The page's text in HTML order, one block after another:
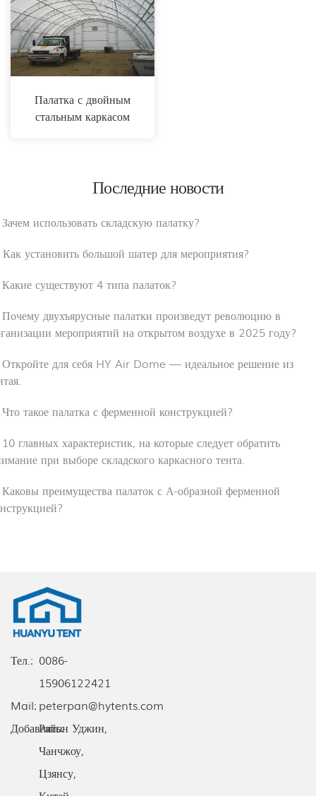
Палатка с двойным
стальным каркасом
Последние новости
использовать складскую палатку?
установить большой шатер для мероприятия?
существуют 4 типа палаток?
двухъярусные палатки произведут революцию в
мероприятий на открытом воздухе в 2025 году?
для себя HY Air Dome — идеальное решение из
такое палатка с ферменной конструкцией?
главных характеристик, на которые следует обратить
при выборе складского каркасного тента.
преимущества палаток с А-образной ферменной
Добавлять:Район Уджин,
Чанчжоу,
Цзянсу,
Тел.: 0086-
15906122421
Mail: peterpan@hytents.com